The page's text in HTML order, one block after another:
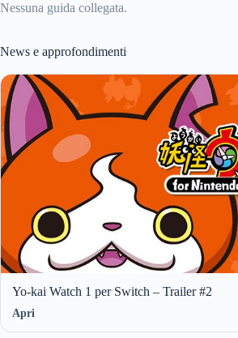
Nessuna guida collegata.
News e approfondimenti
Yo-kai Watch 1 per Switch – Trailer #2
Apri